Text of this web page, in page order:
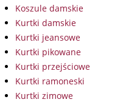
Koszule damskie
Kurtki damskie
Kurtki jeansowe
Kurtki pikowane
Kurtki przejściowe
Kurtki ramoneski
Kurtki zimowe